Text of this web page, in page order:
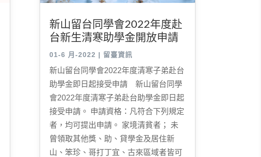
新山留台同學會2022年度赴
台新生清寒助學金開放申請
01-6 月-2022 | 留臺資訊
新山留台同學會2022年度清寒子弟赴台
助學金即日起接受申請 新山留台同學
會2022年度清寒子弟赴台助學金即日起
接受申請。 申請資格：凡符合下列規定
者，均可提出申請。 家境清貧者； 未
曾領取其他獎、助、貸學金及居住新
山、笨珍、哥打丁宜、古來區域者皆可